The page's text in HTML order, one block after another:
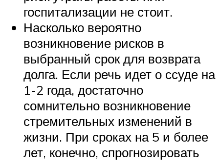
госпитализации не стоит.
Насколько вероятно
возникновение рисков в
выбранный срок для возврата
долга. Если речь идет о ссуде на
1-2 года, достаточно
сомнительно возникновение
стремительных изменений в
жизни. При сроках на 5 и более
лет, конечно, спрогнозировать